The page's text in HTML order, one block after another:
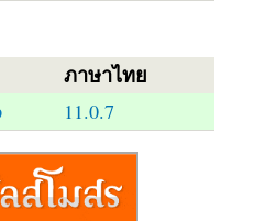
ภาษาไทย
11.0.7